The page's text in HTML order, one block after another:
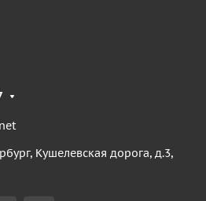
Кушелевская дорога, д.3,